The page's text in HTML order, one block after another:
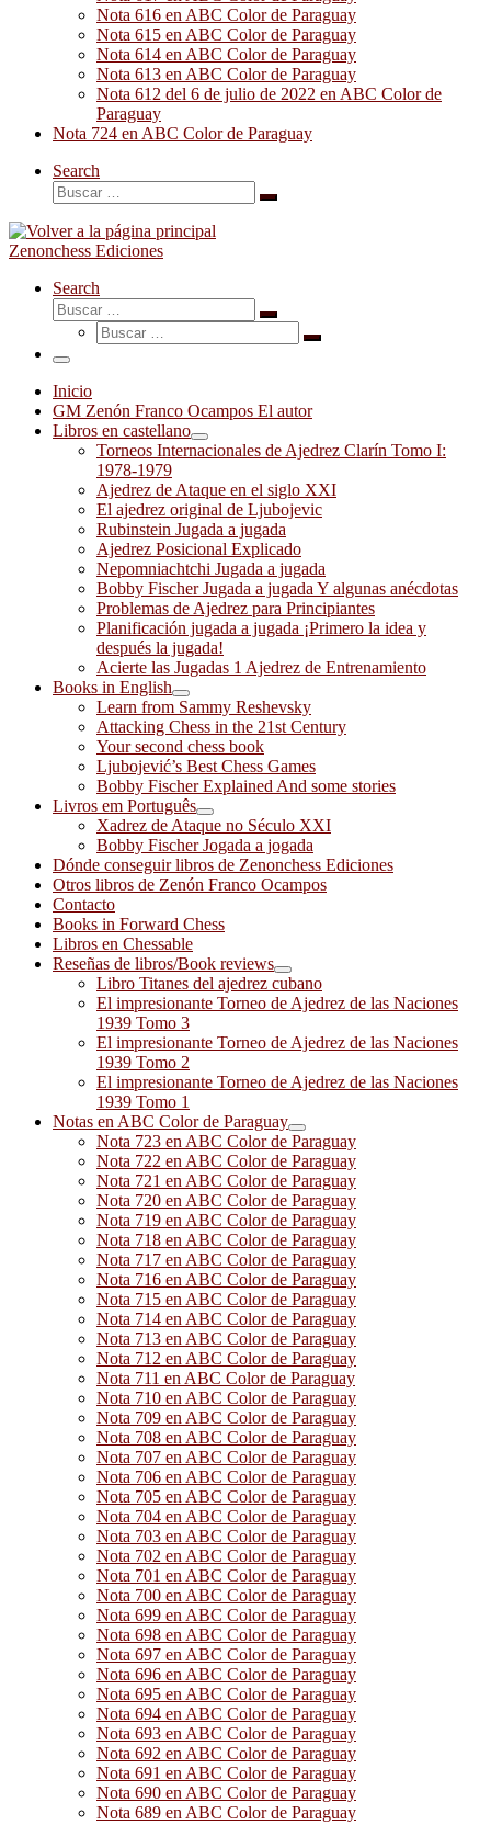
Nota 616 en ABC Color de Paraguay
Nota 615 en ABC Color de Paraguay
Nota 614 en ABC Color de Paraguay
Nota 613 en ABC Color de Paraguay
Nota 612 del 6 de julio de 2022 en ABC Color de
Paraguay
Nota 724 en ABC Color de Paraguay
Search
Buscar
Buscar
Zenonchess Ediciones
Search
Buscar
Buscar
Buscar
Buscar
Menú
Inicio
GM Zenón Franco Ocampos El autor
Libros en castellano
Torneos Internacionales de Ajedrez Clarín Tomo I:
1978-1979
Ajedrez de Ataque en el siglo XXI
El ajedrez original de Ljubojevic
Rubinstein Jugada a jugada
Ajedrez Posicional Explicado
Nepomniachtchi Jugada a jugada
Bobby Fischer Jugada a jugada Y algunas anécdotas
Problemas de Ajedrez para Principiantes
Planificación jugada a jugada ¡Primero la idea y
después la jugada!
Acierte las Jugadas 1 Ajedrez de Entrenamiento
Books in English
Learn from Sammy Reshevsky
Attacking Chess in the 21st Century
Your second chess book
Ljubojević’s Best Chess Games
Bobby Fischer Explained And some stories
Livros em Português
Xadrez de Ataque no Século XXI
Bobby Fischer Jogada a jogada
Dónde conseguir libros de Zenonchess Ediciones
Otros libros de Zenón Franco Ocampos
Contacto
Books in Forward Chess
Libros en Chessable
Reseñas de libros/Book reviews
Libro Titanes del ajedrez cubano
El impresionante Torneo de Ajedrez de las Naciones
1939 Tomo 3
El impresionante Torneo de Ajedrez de las Naciones
1939 Tomo 2
El impresionante Torneo de Ajedrez de las Naciones
1939 Tomo 1
Notas en ABC Color de Paraguay
Nota 723 en ABC Color de Paraguay
Nota 722 en ABC Color de Paraguay
Nota 721 en ABC Color de Paraguay
Nota 720 en ABC Color de Paraguay
Nota 719 en ABC Color de Paraguay
Nota 718 en ABC Color de Paraguay
Nota 717 en ABC Color de Paraguay
Nota 716 en ABC Color de Paraguay
Nota 715 en ABC Color de Paraguay
Nota 714 en ABC Color de Paraguay
Nota 713 en ABC Color de Paraguay
Nota 712 en ABC Color de Paraguay
Nota 711 en ABC Color de Paraguay
Nota 710 en ABC Color de Paraguay
Nota 709 en ABC Color de Paraguay
Nota 708 en ABC Color de Paraguay
Nota 707 en ABC Color de Paraguay
Nota 706 en ABC Color de Paraguay
Nota 705 en ABC Color de Paraguay
Nota 704 en ABC Color de Paraguay
Nota 703 en ABC Color de Paraguay
Nota 702 en ABC Color de Paraguay
Nota 701 en ABC Color de Paraguay
Nota 700 en ABC Color de Paraguay
Nota 699 en ABC Color de Paraguay
Nota 698 en ABC Color de Paraguay
Nota 697 en ABC Color de Paraguay
Nota 696 en ABC Color de Paraguay
Nota 695 en ABC Color de Paraguay
Nota 694 en ABC Color de Paraguay
Nota 693 en ABC Color de Paraguay
Nota 692 en ABC Color de Paraguay
Nota 691 en ABC Color de Paraguay
Nota 690 en ABC Color de Paraguay
Nota 689 en ABC Color de Paraguay